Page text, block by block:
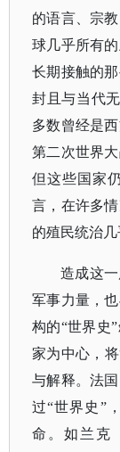
的语言、宗
球几乎所有
长期接触的
封且与当代
多数曾经是
第二次世界
但这些国家
言，在许多
的殖民统治几
造成这
军事力量，
构的“世界史
家为中心，
与解释。法
过“世界史”
命。如兰克